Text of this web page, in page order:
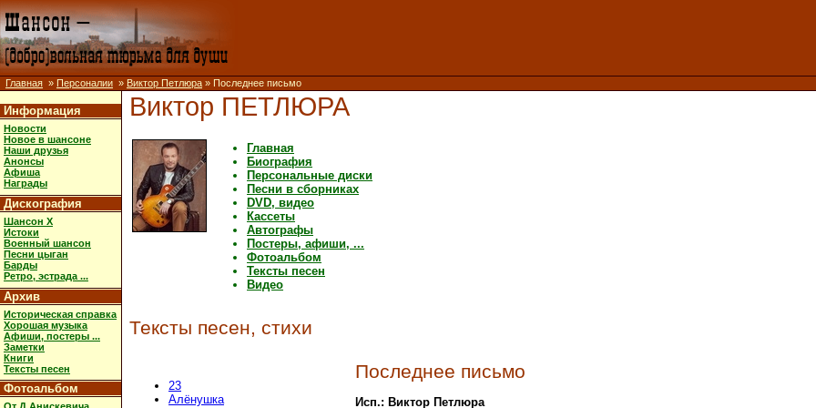
Главная » Персоналии » Виктор Петлюра » Последнее письмо
Информация
Новости
Новое в шансоне
Наши друзья
Анонсы
Афиша
Награды
Дискография
Шансон X
Истоки
Военный шансон
Песни цыган
Барды
Ретро, эстрада ...
Архив
Историческая справка
Хорошая музыка
Афиши, постеры ...
Заметки
Книги
Тексты песен
Фотоальбом
Виктор ПЕТЛЮРА
Главная
Биография
Персональные диски
Песни в сборниках
DVD, видео
Кассеты
Автографы
Постеры, афиши, ...
Фотоальбом
Тексты песен
Видео
Тексты песен, стихи
23
Алёнушка
Последнее письмо
Исп.: Виктор Петлюра